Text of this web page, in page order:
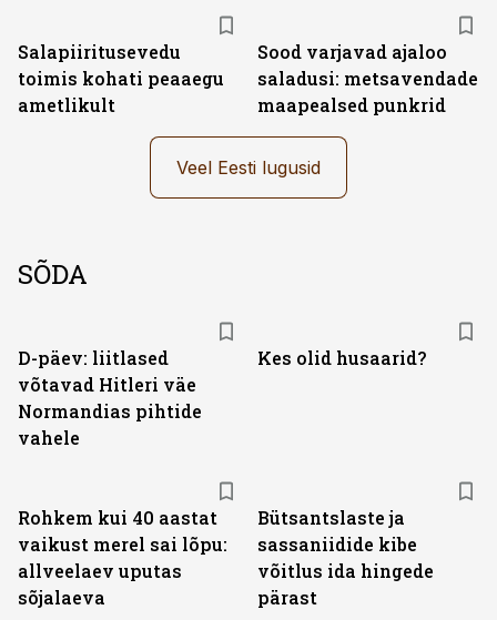
Salapiiritusevedu
toimis kohati peaaegu
ametlikult
Sood varjavad ajaloo
saladusi: metsavendade
maapealsed punkrid
Veel Eesti lugusid
SÕDA
D-päev: liitlased
võtavad Hitleri väe
Normandias pihtide
vahele
Kes olid husaarid?
Rohkem kui 40 aastat
vaikust merel sai lõpu:
allveelaev uputas
sõjalaeva
Bütsantslaste ja
sassaniidide kibe
võitlus ida hingede
pärast